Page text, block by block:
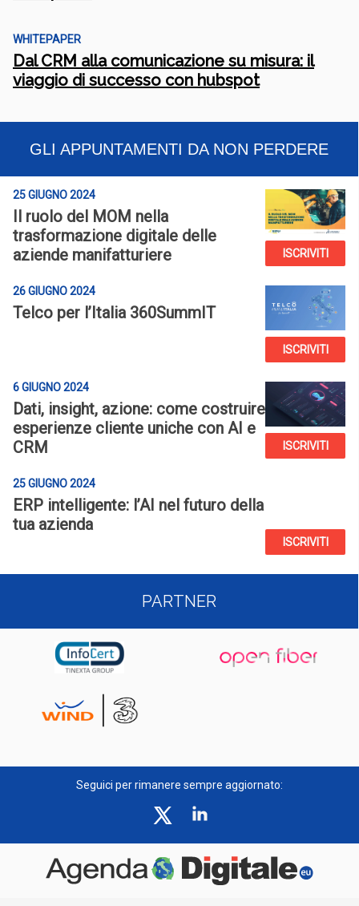
WHITEPAPER
Dal CRM alla comunicazione su misura: il
viaggio di successo con hubspot
GLI APPUNTAMENTI DA NON PERDERE
25 GIUGNO 2024
Il ruolo del MOM nella
trasformazione digitale delle
aziende manifatturiere
ISCRIVITI
26 GIUGNO 2024
Telco per l’Italia 360SummIT
ISCRIVITI
6 GIUGNO 2024
Dati, insight, azione: come costruire
esperienze cliente uniche con AI e
CRM
ISCRIVITI
25 GIUGNO 2024
ERP intelligente: l’AI nel futuro della
tua azienda
ISCRIVITI
PARTNER
Seguici per rimanere sempre aggiornato: